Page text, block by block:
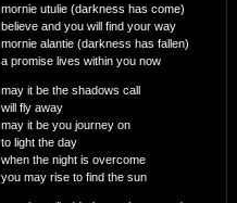
mornie utulie (darkness has come)
believe and you will find your way
mornie alantie (darkness has fallen)
a promise lives within you now
may it be the shadows call
will fly away
may it be you journey on
to light the day
when the night is overcome
you may rise to find the sun